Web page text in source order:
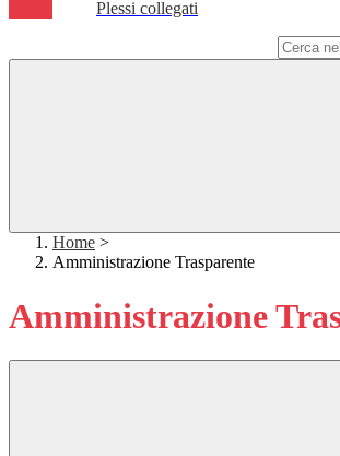
Plessi collegati
Home >
Amministrazione Trasparente
Amministrazione